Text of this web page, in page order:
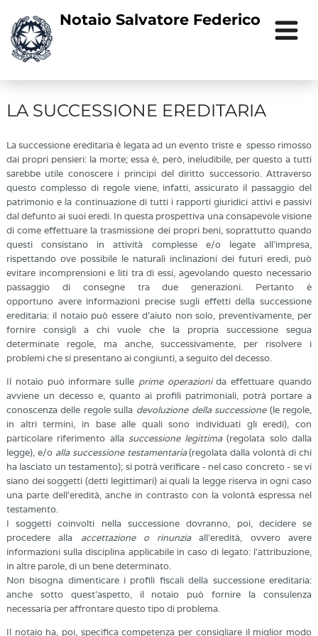
Notaio Salvatore Federico
LA SUCCESSIONE EREDITARIA
La successione ereditaria è legata ad un evento triste e spesso rimosso
dai propri pensieri: la morte; essa è, però, ineludibile, per questo a tutti
sarebbe utile conoscere i principi del diritto successorio. Attraverso
questo complesso di regole viene, infatti, assicurato il passaggio del
patrimonio e la continuazione di tutti i rapporti giuridici attivi e passivi
dal defunto ai suoi eredi. In questa prospettiva una consapevole visione
di come effettuare la trasmissione dei propri beni, soprattutto quando
questi consistano in attività complesse e/o legate all'impresa,
rispettando ove possibile le naturali inclinazioni dei futuri eredi, può
evitare incomprensioni e liti tra di essi, agevolando questo necessario
passaggio di consegne tra due generazioni. Pertanto è
opportuno avere informazioni precise sugli effetti della successione
ereditaria: il notaio può essere d’aiuto non solo, preventivamente, per
fornire consigli a chi vuole che la propria successione segua
determinate regole, ma anche, successivamente, per risolvere i
problemi che si presentano ai congiunti, a seguito del decesso.
Il notaio può informare sulle prime operazionida effettuare quando
avviene un decesso e, quanto ai profili patrimoniali, potrà portare a
conoscenza delle regole sulla devoluzione della successione(le regole,
in altri termini, in base alle quali sono individuati gli eredi), con
particolare riferimento alla successione legittima(regolata solo dalla
legge), e/o alla successione testamentaria(regolata dalla volontà di chi
ha lasciato un testamento); si potrà verificare - nel caso concreto - se vi
siano dei soggetti (detti legittimari) ai quali la legge riserva in ogni caso
una parte dell’eredità, anche in contrasto con la volontà espressa nel
testamento.
I soggetti coinvolti nella successione dovranno, poi, decidere se
procedere alla accettazione o rinunziaall’eredità, ovvero avere
informazioni sulla disciplina applicabile in caso di legato: l’attribuzione,
in altre parole, di un bene determinato.
Non bisogna dimenticare i profili fiscali della successione ereditaria:
anche sotto quest’aspetto, il notaio può fornire la consulenza
necessaria per affrontare questo tipo di problema.
Il notaio ha, poi, specifica competenza per consigliare il miglior modo